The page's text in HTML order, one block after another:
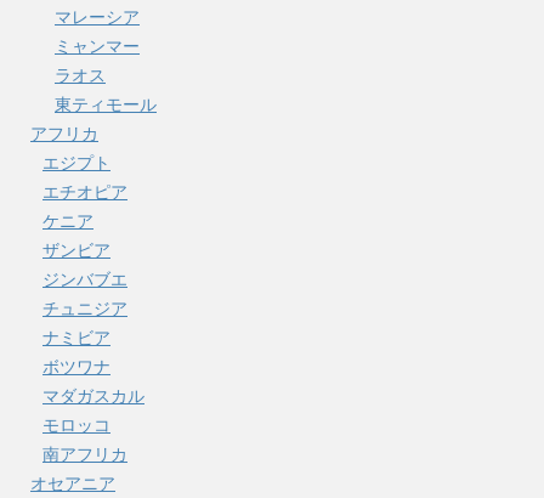
マレーシア
ミャンマー
ラオス
東ティモール
アフリカ
エジプト
エチオピア
ケニア
ザンビア
ジンバブエ
チュニジア
ナミビア
ボツワナ
マダガスカル
モロッコ
南アフリカ
オセアニア